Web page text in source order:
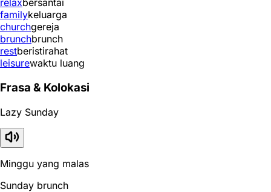
relaxbersantai
familykeluarga
churchgereja
brunchbrunch
restberistirahat
leisurewaktu luang
Frasa & Kolokasi
Lazy Sunday
Minggu yang malas
Sunday brunch